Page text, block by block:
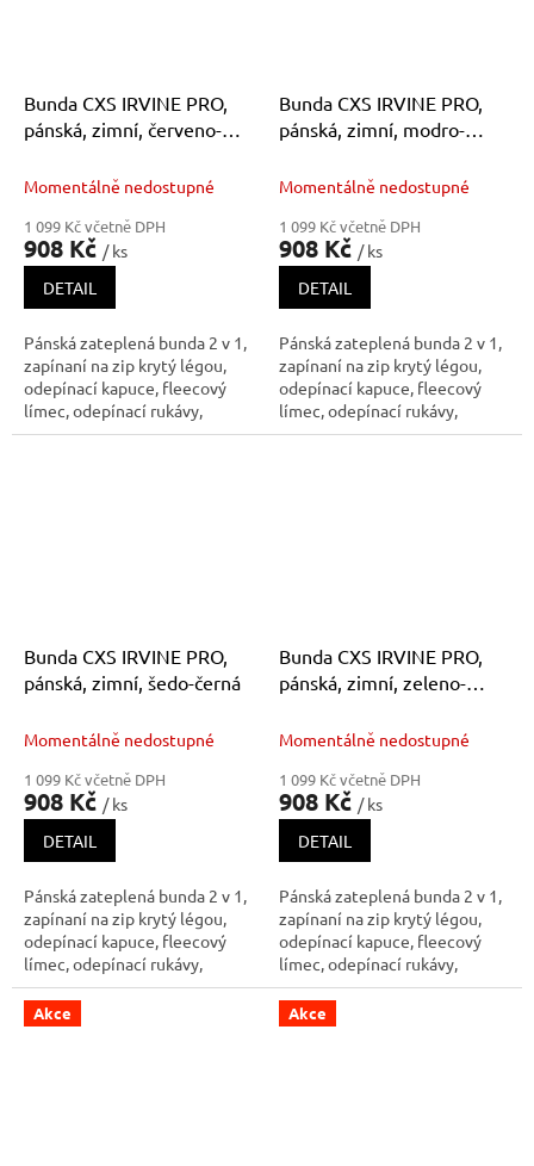
Bunda CXS IRVINE PRO,
pánská, zimní, červeno-
Momentálně nedostupné
1 099 Kč včetně DPH
908 Kč / ks
DETAIL
Pánská zateplená bunda 2 v 1,
zapínaní na zip krytý légou,
odepínací kapuce, fleecový
límec, odepínací rukávy,
regulovatelné manžety na
Bunda CXS IRVINE PRO,
pánská, zimní, modro-
Momentálně nedostupné
1 099 Kč včetně DPH
908 Kč / ks
DETAIL
Pánská zateplená bunda 2 v 1,
zapínaní na zip krytý légou,
odepínací kapuce, fleecový
límec, odepínací rukávy,
regulovatelné manžety na
Bunda CXS IRVINE PRO,
pánská, zimní, šedo-černá
Momentálně nedostupné
1 099 Kč včetně DPH
908 Kč / ks
DETAIL
Pánská zateplená bunda 2 v 1,
zapínaní na zip krytý légou,
odepínací kapuce, fleecový
límec, odepínací rukávy,
regulovatelné manžety na
rukávech, plastové poutko pod
pravou náprsní kapsou,
Bunda CXS IRVINE PRO,
pánská, zimní, zeleno-
Momentálně nedostupné
1 099 Kč včetně DPH
908 Kč / ks
DETAIL
Pánská zateplená bunda 2 v 1,
zapínaní na zip krytý légou,
odepínací kapuce, fleecový
límec, odepínací rukávy,
regulovatelné manžety na
rukávech, plastové poutko pod
pravou náprsní kapsou,
Akce Akce